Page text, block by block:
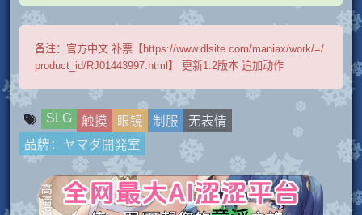
备注： 官方中文 补票【https://www.dlsite.com/maniax/work/=/
product_id/RJ01443997.html】 更新1.2版本 追加动作
SLG 触摸 眼镜 制服
无表情
品牌：ヤマダ開発室